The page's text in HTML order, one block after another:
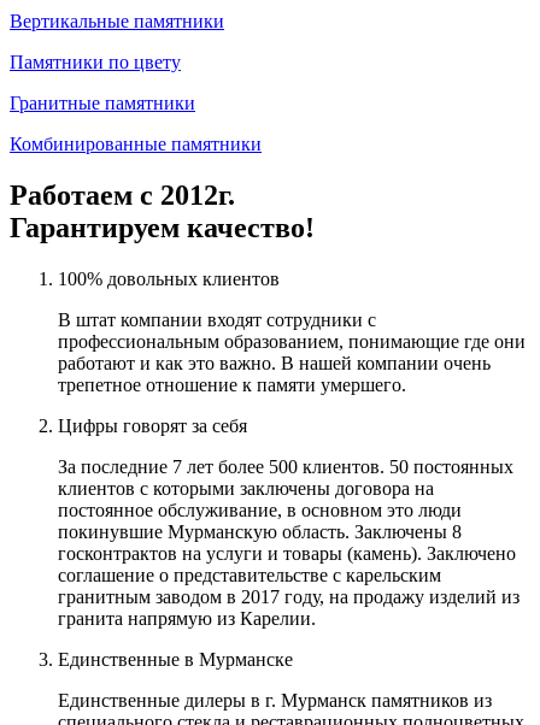
Вертикальные памятники
Памятники по цвету
Гранитные памятники
Комбинированные памятники
Работаем с 2012г.
Гарантируем качество!
100% довольных клиентов
В штат компании входят сотрудники с
профессиональным образованием, понимающие где они
работают и как это важно. В нашей компании очень
трепетное отношение к памяти умершего.
Цифры говорят за себя
За последние 7 лет более 500 клиентов. 50 постоянных
клиентов с которыми заключены договора на
постоянное обслуживание, в основном это люди
покинувшие Мурманскую область. Заключены 8
госконтрактов на услуги и товары (камень). Заключено
соглашение о представительстве с карельским
гранитным заводом в 2017 году, на продажу изделий из
гранита напрямую из Карелии.
Единственные в Мурманске
Единственные дилеры в г. Мурманск памятников из